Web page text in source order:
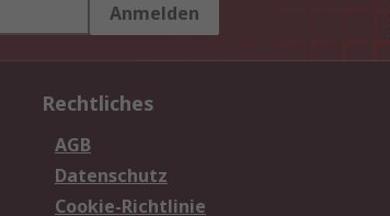
Anmelden
Rechtliches
AGB
Datenschutz
Cookie-Richtlinie